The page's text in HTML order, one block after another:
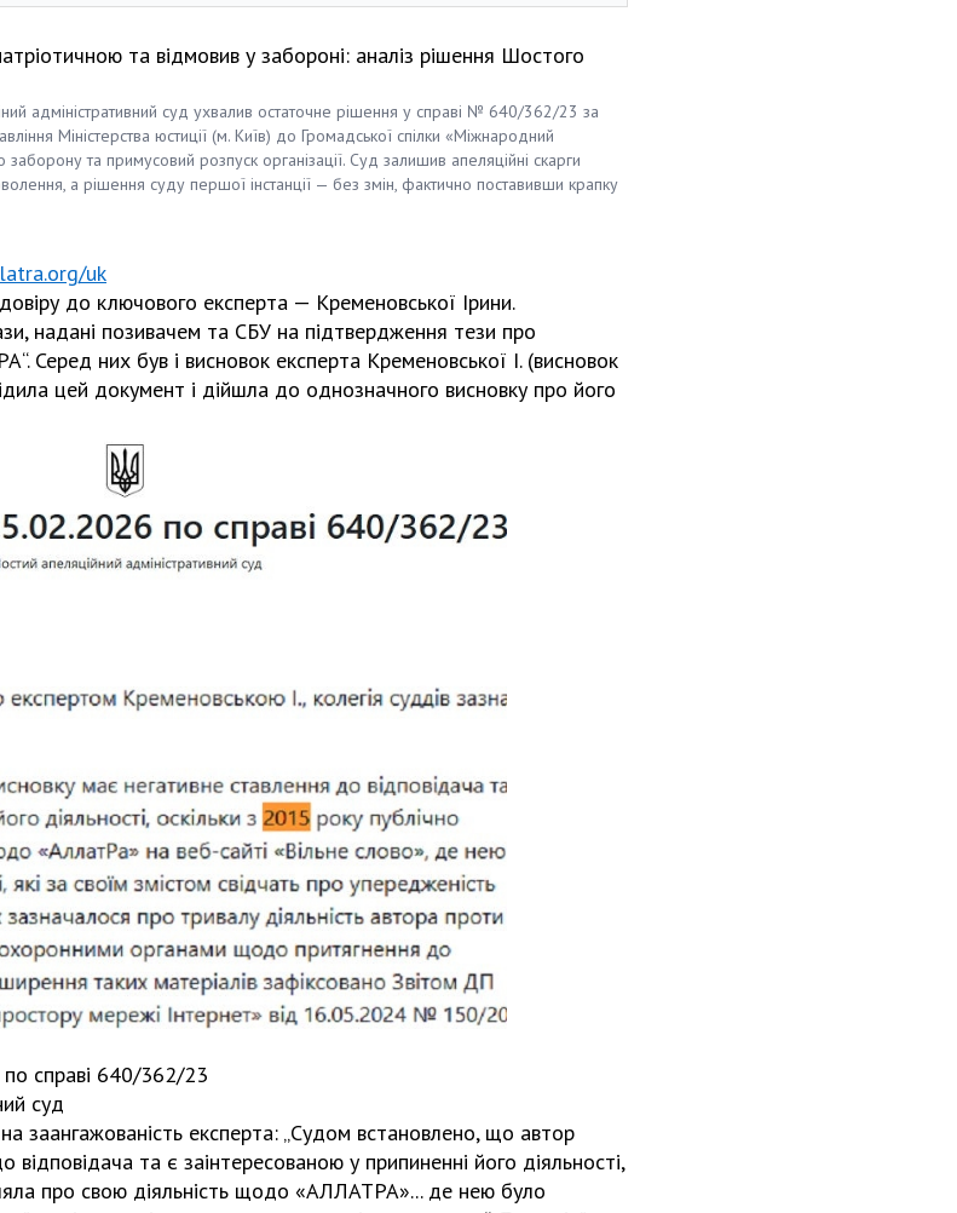
та відмовив у забороні: аналіз рішення Шостого
адміністративний суд ухвалив остаточне рішення у справі № 640/362/23 за
Міністерства юстиції (м. Київ) до Громадської спілки «Міжнародний
та примусовий розпуск організації. Суд залишив апеляційні скарги
а рішення суду першої інстанції — без змін, фактично поставивши крапку
uk
до ключового експерта — Кременовської Ірини.
надані позивачем та СБУ на підтвердження тези про
Серед них був і висновок експерта Кременовської І. (висновок
цей документ і дійшла до однозначного висновку про його
справі 640/362/23
суд
заангажованість експерта: „Судом встановлено, що автор
відповідача та є заінтересованою у припиненні його діяльності,
про свою діяльність щодо «АЛЛАТРА»... де нею було